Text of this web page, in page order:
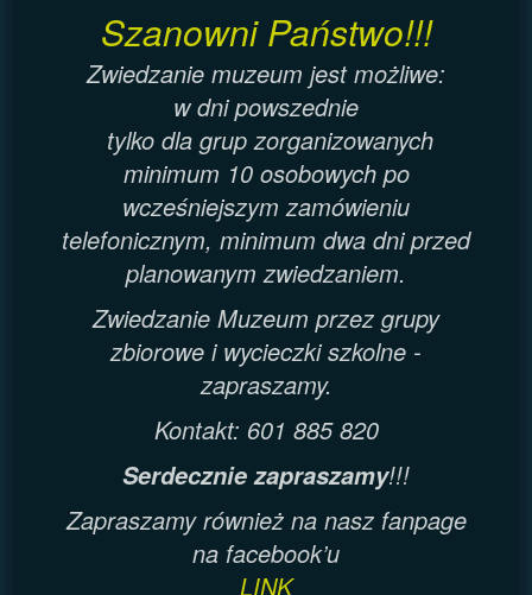
Szanowni Państwo!!!
Zwiedzanie muzeum jest możliwe:
w dni powszednie
tylko dla grup zorganizowanych
minimum 10 osobowych po
wcześniejszym zamówieniu
telefonicznym, minimum dwa dni przed
planowanym zwiedzaniem.
Zwiedzanie Muzeum przez grupy
zbiorowe i wycieczki szkolne -
zapraszamy.
Kontakt: 601 885 820
Serdecznie zapraszamy!!!
Zapraszamy również na nasz fanpage
na facebook’u
LINK